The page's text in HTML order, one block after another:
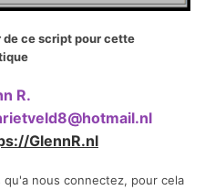
ce script pour cette
R.
GlennR.nl
nous connectez, pour cela